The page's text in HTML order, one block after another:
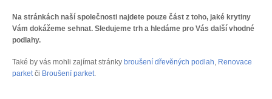
Na stránkách naší společnosti najdete pouze část z toho, jaké krytiny
Vám dokážeme sehnat. Sledujeme trh a hledáme pro Vás další vhodné
podlahy.
Také by vás mohli zajímat stránky broušení dřevěných podlah, Renovace
parketči Broušení parket.